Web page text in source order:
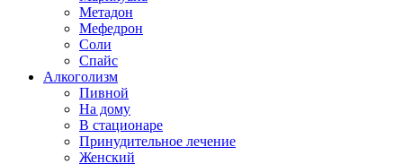
Метадон
Мефедрон
Соли
Спайс
Алкоголизм
Пивной
На дому
В стационаре
Принудительное лечение
Женский